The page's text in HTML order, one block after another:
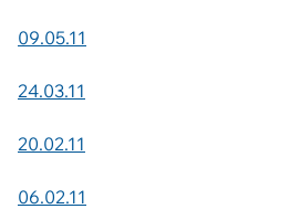
09.05.11
24.03.11
20.02.11
06.02.11